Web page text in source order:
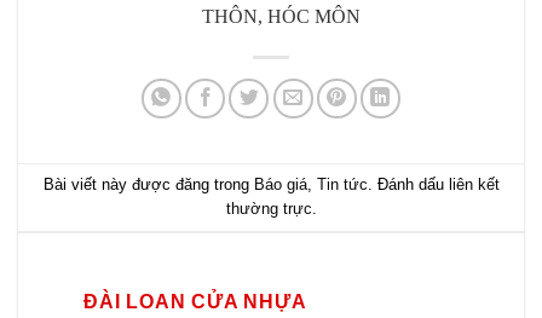
THÔN, HÓC MÔN
Bài viết này được đăng trong Báo giá, Tin tức . Đánh dấu liên kết
thường trực
ĐÀI LOAN CỬA NHỰA